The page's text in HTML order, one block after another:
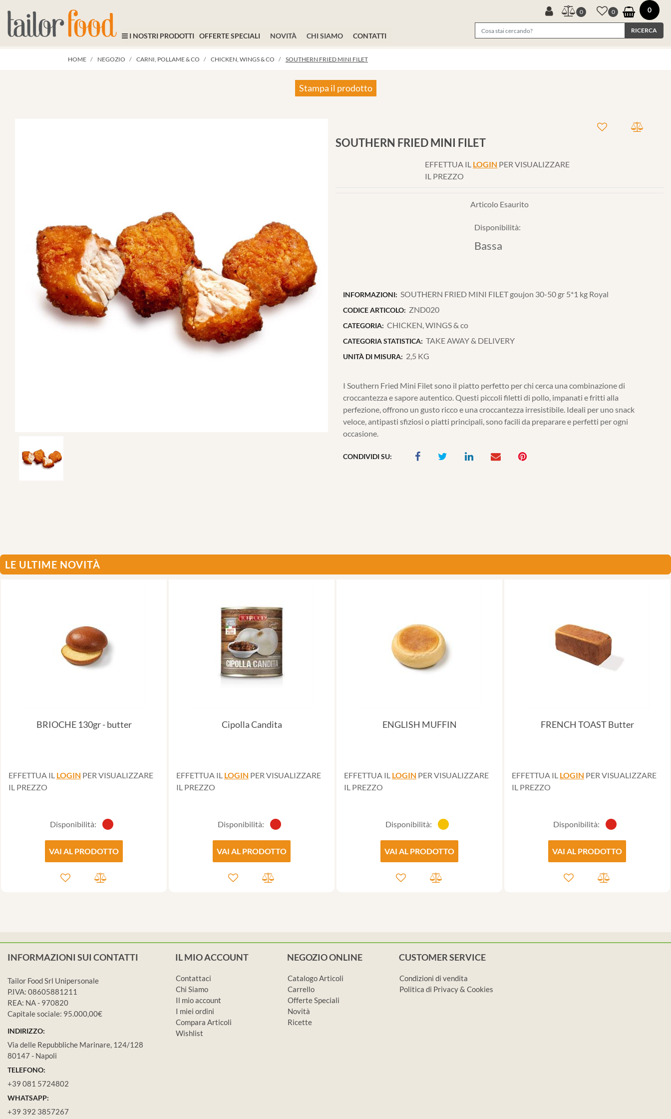
I NOSTRI PRODOTTI OFFERTE SPECIALI NOVITÀ CHI SIAMO CONTATTI
0 0 0
HOME NEGOZIO CARNI, POLLAME & CO CHICKEN, WINGS & CO SOUTHERN FRIED MINI FILET
Stampa il prodotto
SOUTHERN FRIED MINI FILET
EFFETTUA IL LOGIN PER VISUALIZZARE
IL PREZZO
Articolo Esaurito
Disponibilità:
Bassa
INFORMAZIONI: SOUTHERN FRIED MINI FILET goujon 30-50 gr 5*1 kg Royal
CODICE ARTICOLO: ZND020
CATEGORIA: CHICKEN, WINGS & co
CATEGORIA STATISTICA: TAKE AWAY & DELIVERY
UNITÀ DI MISURA: 2,5 KG
I Southern Fried Mini Filet sono il piatto perfetto per chi cerca una combinazione di
croccantezza e sapore autentico. Questi piccoli filetti di pollo, impanati e fritti alla
perfezione, offrono un gusto ricco e una croccantezza irresistibile. Ideali per uno snack
veloce, antipasti sfiziosi o piatti principali, sono facili da preparare e perfetti per ogni
occasione.
CONDIVIDI SU:
LE ULTIME NOVITÀ
BRIOCHE 130gr - butter
EFFETTUA IL LOGIN PER VISUALIZZARE
IL PREZZO
Disponibilità:
VAI AL PRODOTTO
Cipolla Candita
EFFETTUA IL LOGIN PER VISUALIZZARE
IL PREZZO
Disponibilità:
VAI AL PRODOTTO
ENGLISH MUFFIN
EFFETTUA IL LOGIN PER VISUALIZZARE
IL PREZZO
Disponibilità:
VAI AL PRODOTTO
FRENCH TOAST Butter
EFFETTUA IL LOGIN PER VISUALIZZARE
IL PREZZO
Disponibilità:
VAI AL PRODOTTO
INFORMAZIONI SUI CONTATTI
Tailor Food Srl Unipersonale
P.IVA: 08605881211
REA: NA - 970820
Capitale sociale: 95.000,00€
INDIRIZZO:
Via delle Repubbliche Marinare, 124/128
80147 - Napoli
TELEFONO:
+39 081 5724802
WHATSAPP:
+39 392 3857267
IL MIO ACCOUNT
Contattaci
Chi Siamo
Il mio account
I miei ordini
Compara Articoli
Wishlist
NEGOZIO ONLINE
Catalogo Articoli
Carrello
Offerte Speciali
Novità
Ricette
CUSTOMER SERVICE
Condizioni di vendita
Politica di Privacy & Cookies